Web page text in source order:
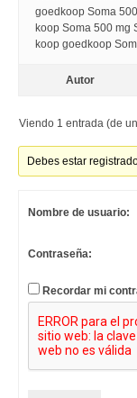
goedkoop Soma
koop Soma 500 mg
koop goedkoop
Autor
Viendo 1 entrada (de
Debes estar
Nombre de usuario:
Contraseña:
Recordar mi